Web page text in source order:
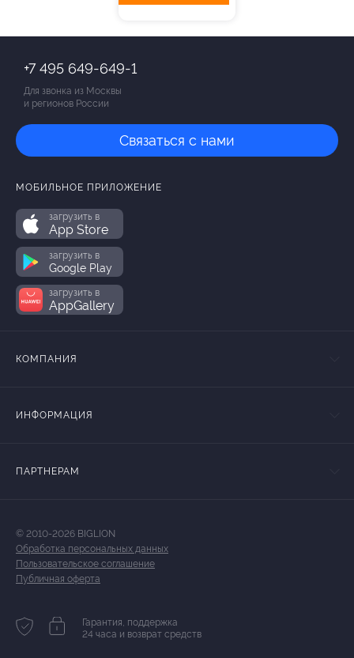
+7 495 649-649-1
Для звонка из Москвы
и регионов России
Связаться с нами
МОБИЛЬНОЕ ПРИЛОЖЕНИЕ
загрузить в
App Store
загрузить в
Google Play
загрузить в
AppGallery
КОМПАНИЯ
ИНФОРМАЦИЯ
ПАРТНЕРАМ
© 2010-2026 BIGLION
Обработка персональных данных
Пользовательское соглашение
Публичная оферта
Гарантия, поддержка
24 часа и возврат средств